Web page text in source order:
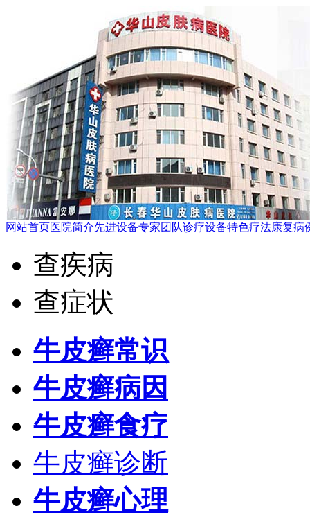
网站首页医院简介先进设备专家团队诊疗设备特色疗法康复病
查疾病
查症状
牛皮癣常识
牛皮癣病因
牛皮癣食疗
牛皮癣诊断
牛皮癣心理